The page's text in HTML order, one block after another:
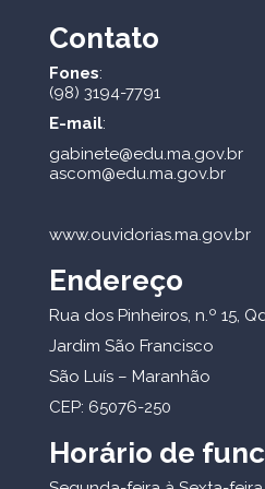
Contato
Fones:
(98) 3194-7791
E-mail:
gabinete@edu.ma.gov.br
ascom@edu.ma.gov.br
www.ouvidorias.ma.gov.br
Endereço
Rua dos Pinheiros, n.º 15,
Jardim São Francisco
São Luís – Maranhão
CEP: 65076-250
Horário de